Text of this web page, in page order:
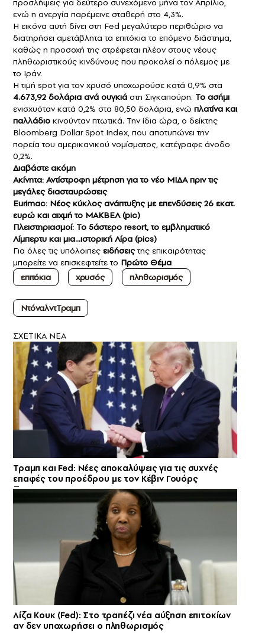
ενώ η ανεργία παρέμεινε σταθερή στο 4,3%.
Η εικόνα αυτή δίνει στη Fed μεγαλύτερο περιθώριο να
διατηρήσει αμετάβλητα τα επιτόκια το επόμενο διάστημα,
καθώς η προσοχή της στρέφεται πλέον στους νέους
πληθωριστικούς κινδύνους που προκαλεί ο πόλεμος με
το Ιράν.
Η τιμή spot για τον χρυσό υποχωρούσε κατά 0,9% στα
4.673,92 δολάρια ανά ουγκιά στη Σιγκαπούρη. Το ασήμι
ενισχυόταν κατά 0,2% στα 80,50 δολάρια, ενώ πλατίνα και
παλλάδιο κινούνταν πτωτικά. Την ίδια ώρα, ο δείκτης
Bloomberg Dollar Spot Index, που αποτυπώνει την
πορεία του αμερικανικού νομίσματος, κατέγραφε άνοδο
0,2%.
Διαβάστε ακόμη
Ακίνητα: Αντίστροφη μέτρηση για το νέο ΜΙΔΑ πριν τις
μεγάλες διασταυρώσεις
Eurimac: Νέος κύκλος ανάπτυξης με επενδύσεις 26 εκατ.
ευρώ και αιχμή το ΜΑΚΒΕΛ (pic)
Πλειστηριασμοί: Το 5άστερο resort, το εμβληματικό
Λίμπερτυ και μια…ιστορική Λίρα (pics)
Για όλες τις υπόλοιπες ειδήσειςτης επικαιρότητας
μπορείτε να επισκεφτείτε το Πρώτο Θέμα
επιτόκια
χρυσός πληθωρισμός
NτόναλντΤραμπ
ΣXETIKA NEA
Τραμπ και Fed: Νέες αποκαλύψεις για τις συχνές
επαφές του προέδρου με τον Κέβιν Γουόρς
Λίζα Κουκ (Fed): Στο τραπέζι νέα αύξηση επιτοκίων
αν δεν υποχωρήσει ο πληθωρισμός